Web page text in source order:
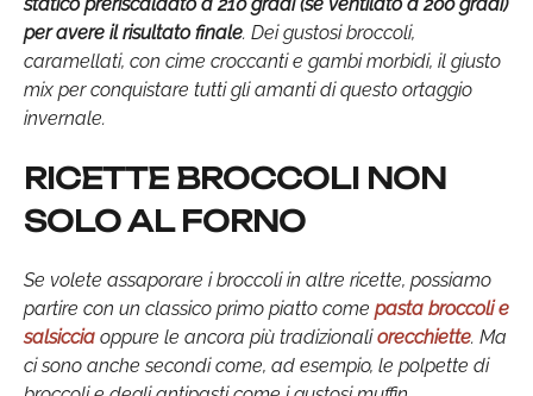
per avere il risultato finale. Dei gustosi broccoli,
caramellati, con cime croccanti e gambi morbidi, il giusto
mix per conquistare tutti gli amanti di questo ortaggio
invernale.
RICETTE BROCCOLI NON
SOLO AL FORNO
Se volete assaporare i broccoli in altre ricette, possiamo
partire con un classico primo piatto come pasta broccoli e
salsiccia oppure le ancora più tradizionaliorecchiette. Ma
ci sono anche secondi come, ad esempio, le polpette di